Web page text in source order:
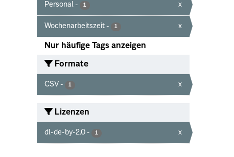
Personal - 1 x
Wochenarbeitszeit - 1 x
Nur häufige Tags anzeigen
Formate
CSV - 1 x
Lizenzen
dl-de-by-2.0 - 1 x